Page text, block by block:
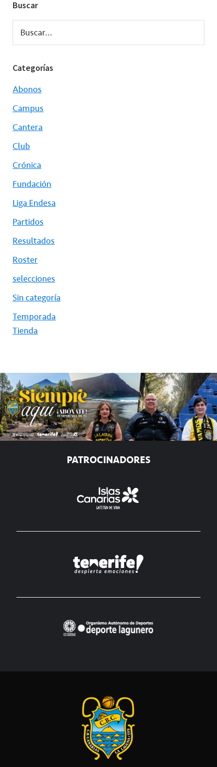
Buscar
Buscar...
Categorías
Abonos
Campus
Cantera
Club
Crónica
Fundación
Liga Endesa
Partidos
Resultados
Roster
selecciones
Sin categoría
Temporada
Tienda
PATROCINADORES